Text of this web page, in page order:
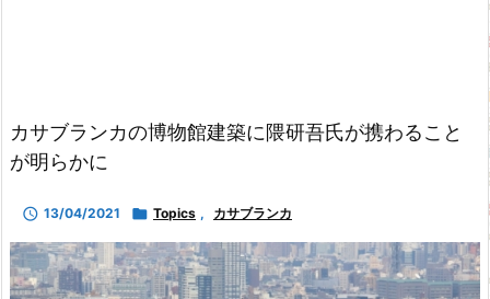
カサブランカの博物館建築に隈研吾氏が携わること
が明らかに
 13/04/2021  Topics , カサブランカ